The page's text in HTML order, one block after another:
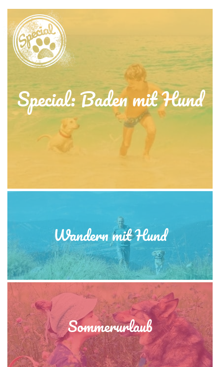
Special: Baden mit Hund
Wandern mit Hund
Sommerurlaub